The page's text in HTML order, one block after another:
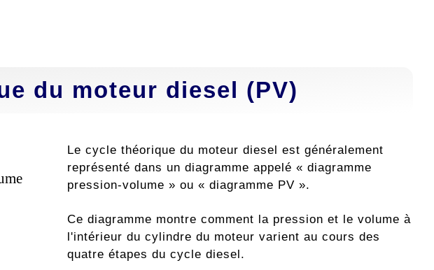
du moteur diesel (PV)
Le cycle théorique du moteur diesel est généralement
représenté dans un diagramme appelé « diagramme
pression-volume » ou « diagramme PV ».
Ce diagramme montre comment la pression et le volume à
l'intérieur du cylindre du moteur varient au cours des
quatre étapes du cycle diesel.